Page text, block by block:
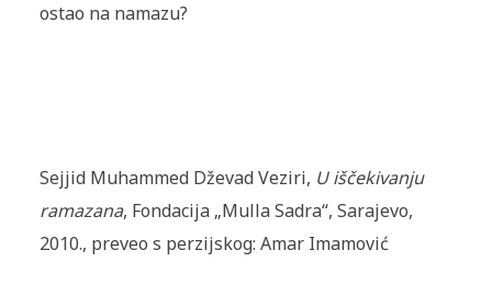
ostao na namazu?
Sejjid Muhammed Dževad Veziri, U iščekivanju
ramazana, Fondacija „Mulla Sadra“, Sarajevo,
2010., preveo s perzijskog: Amar Imamović